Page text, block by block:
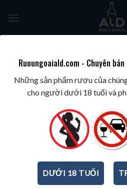
TRANG CHỦ / BEST WINES & SPIRITS /
Ruoungoaiald.com - Chuyên
Những sản phẩm rượu của
cho người dưới 18 tuổi và
DƯỚI 18 TUỔI